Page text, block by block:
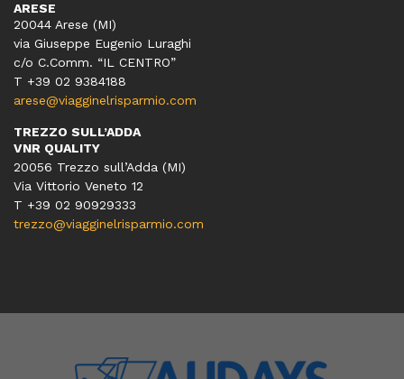
ARESE
20044 Arese (MI)
via Giuseppe Eugenio Luraghi
c/o C.Comm. “IL CENTRO”
T +39 02 9384188
arese@viagginelrisparmio.com
TREZZO SULL’ADDA
VNR QUALITY
20056 Trezzo sull’Adda (MI)
Via Vittorio Veneto 12
T +39 02 90929333
trezzo@viagginelrisparmio.com